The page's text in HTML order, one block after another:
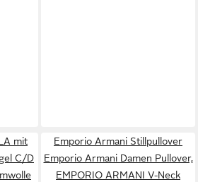
mit
C/D
Emporio Armani Stillpullover
Emporio Armani Damen Pullover,
EMPORIO ARMANI V-Neck